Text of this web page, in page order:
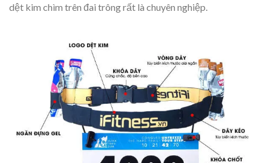
dệt kim chìm trên đai trông rất là chuyên nghiệp.